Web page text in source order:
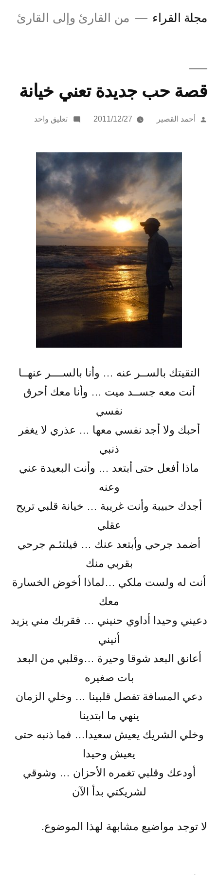
مجلة القراء من القارئ وإلى القارئ
قصة حب جديدة تعني خيانة
تمّأحمد القصير 2011/12/27 تعليق واحد
التقيتك بالســر عنه … وأنا بالســــر عنهــا
أنت معه جســد ميت … وأنا معك أحرق
نفسي
أحبك ولا أجد نفسي معها … عذري لا يغفر
ذنبي
ماذا أفعل حتى أبتعد … وأنت البعيدة عني
وعنه
أجدك حبيبة وأنت غريبة … خيانة قلبي تريح
عقلي
أضمد جرحي وأبتعد عنك … فيلتئـم جرحي
بقربي منك
أنت له ولست ملكي …لماذا أخوض الخسارة
معك
دعيني وحيدا أداوي حنيني … فقربك مني يزيد
أنيني
أعانق البعد شوقا وحيرة …وقلبي من البعد
بات صغيره
دعي المسافة تفصل قلبينا … وخلي الزمان
ينهي ما ابتدينا
وخلي الشريك يعيش سعيدا… فما ذنبه حتى
يعيش وحيدا
أودعك وقلبي تغمره الأحزان … وشوقي
لشريكتي بدأ الآن
لا توجد مواضيع مشابهة لهذا الموضوع.